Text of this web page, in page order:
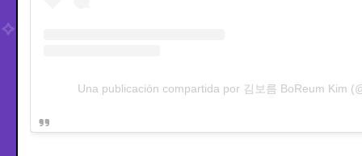
Una publicación compartida por 김보름 BoReum Kim